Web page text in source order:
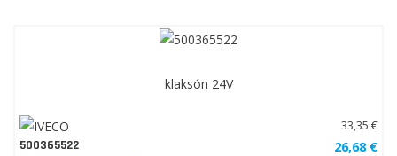
klaksón 24V
500365522
33,35 €
26,68 €